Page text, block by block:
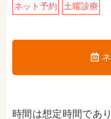
ネット予約 土曜診療
時間は想定時間であ